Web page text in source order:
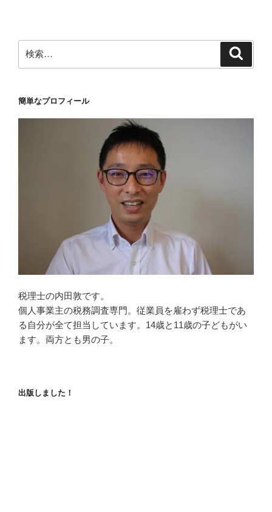
索:
簡単なプロフィール
税理士の内田敦です。
個人事業主の税務調査専門。従業員を雇わず税理士であ
る自分が全て担当しています。14歳と11歳の子どもがい
ます。両方とも男の子。
出版しました！